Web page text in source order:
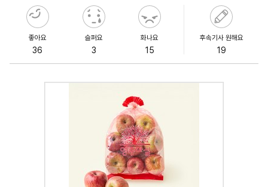
좋아요
36
슬퍼요
3
화나요
15
후속기사 원해요
19